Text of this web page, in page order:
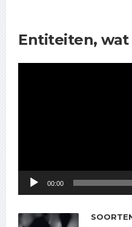
Entiteiten, wat
00:00